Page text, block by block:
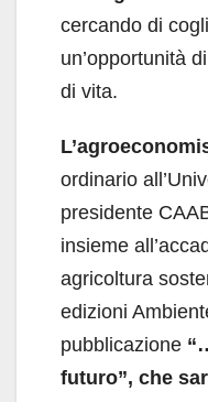
cercando di
un’opportunità
di vita.
ordinario
presidente
insieme
agricoltura
edizioni
pubblicazione
futuro”, che